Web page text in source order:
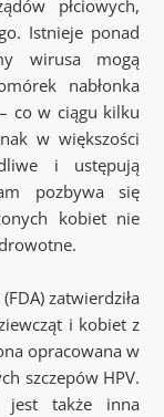
płciowych,
Istnieje ponad
wirusa mogą
nabłonka
co w ciągu kilku
w większości
i ustępują
pozbywa się
kobiet nie
zatwierdziła
i kobiet z
opracowana w
szczepów HPV.
jest także inna